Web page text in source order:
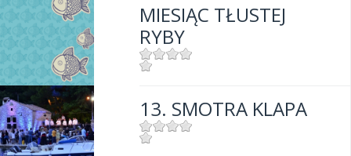
Mjesto:Mjesto: Dramalj
MIESIĄC TŁUSTEJ
RYBY
13. SMOTRA KLAPA